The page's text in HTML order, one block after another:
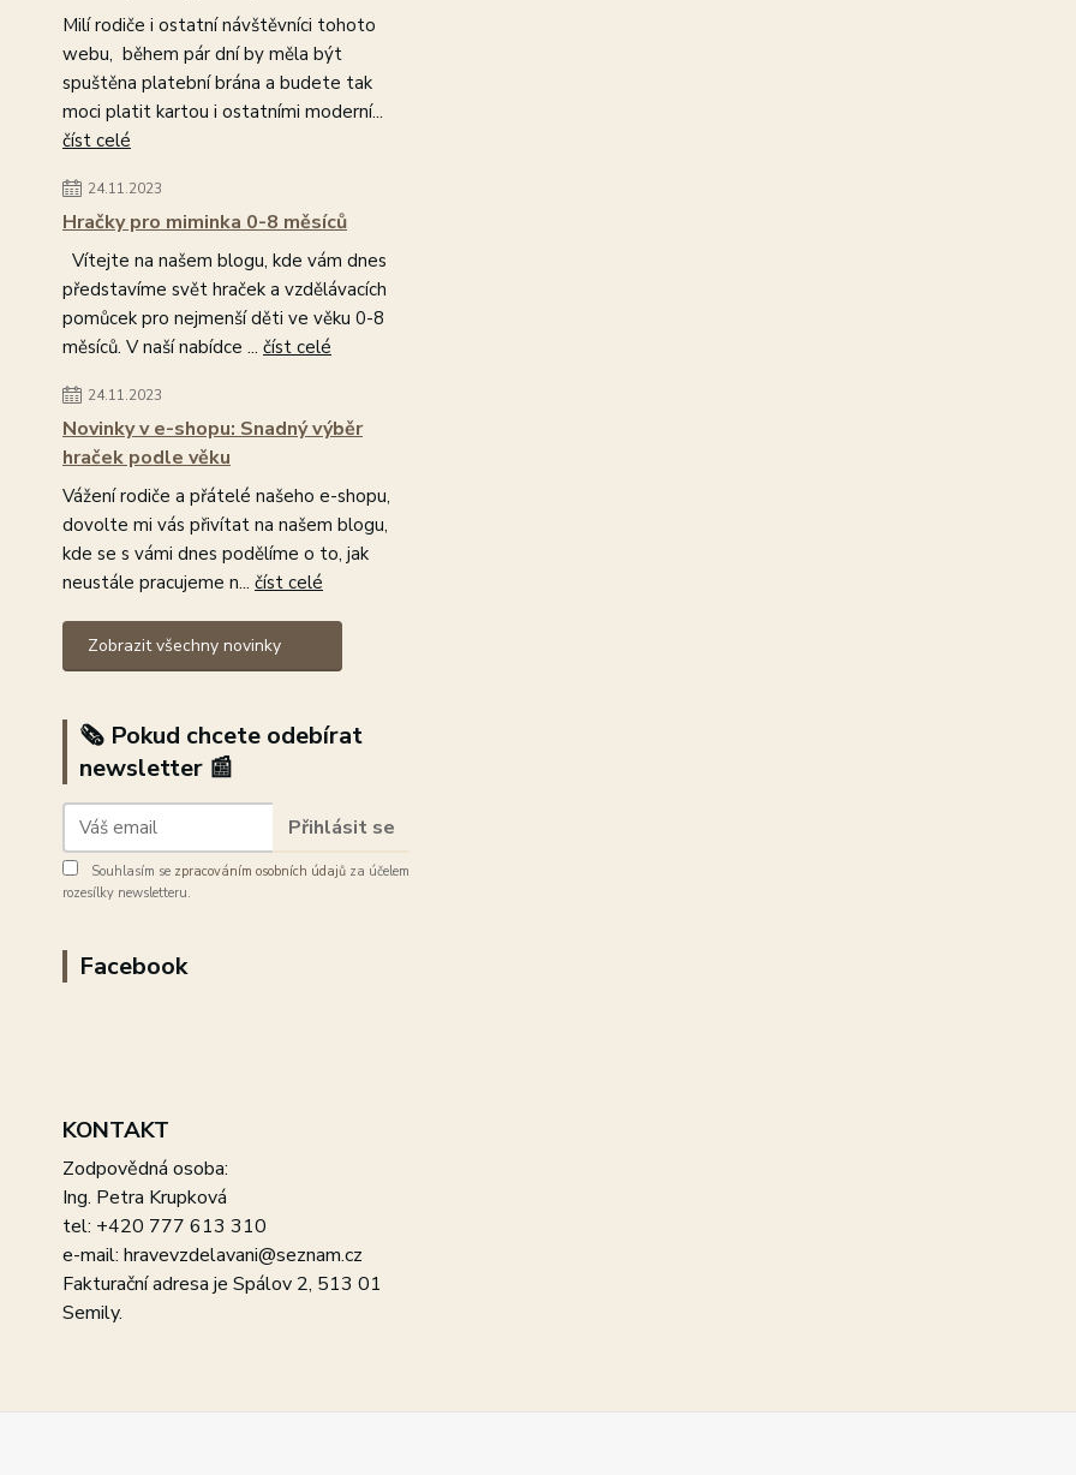
Milí rodiče i ostatní návštěvníci tohoto
webu, během pár dní by měla být
spuštěna platební brána a budete tak
moci platit kartou i ostatními moderní...
číst celé
24.11.2023
Hračky pro miminka 0-8 měsíců
Vítejte na našem blogu, kde vám dnes
představíme svět hraček a vzdělávacích
pomůcek pro nejmenší děti ve věku 0-8
měsíců. V naší nabídce ... číst celé
24.11.2023
Novinky v e-shopu: Snadný výběr
hraček podle věku
Vážení rodiče a přátelé našeho e-shopu,
dovolte mi vás přivítat na našem blogu,
kde se s vámi dnes podělíme o to, jak
neustále pracujeme n... číst celé
Zobrazit všechny novinky
🗞️ Pokud chcete odebírat
newsletter 📰
Přihlásit se
Souhlasím se zpracováním osobních údajů za účelem
rozesílky newsletteru.
Facebook
KONTAKT
Zodpovědná osoba:
Ing. Petra Krupková
tel: +420 777 613 310
e-mail: hravevzdelavani@seznam.cz
Fakturační adresa je Spálov 2, 513 01
Semily.